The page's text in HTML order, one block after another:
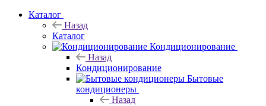
Каталог
Назад
Каталог
Кондиционирование
Назад
Кондиционирование
Бытовые
кондиционеры
Назад